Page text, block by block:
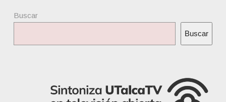
Buscar
Buscar